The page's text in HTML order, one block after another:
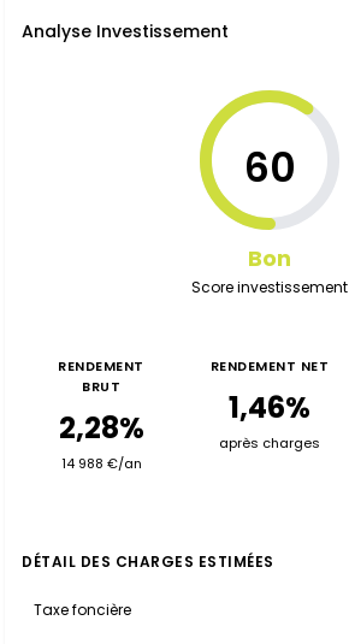
Analyse Investissement
60
Bon
Score investissement
RENDEMENT
BRUT
2,28%
14 988 €/an
RENDEMENT NET
1,46%
après charges
DÉTAIL DES CHARGES ESTIMÉES
Taxe foncière